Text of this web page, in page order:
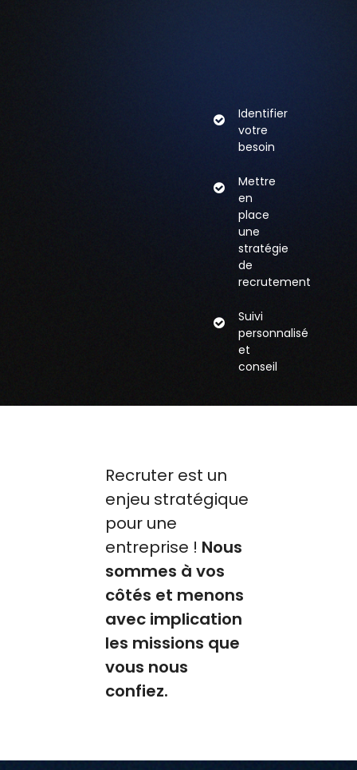
Identifier
votre
besoin
Mettre
en
place
une
stratégie
de
recrutement
Suivi
personnalisé
et
conseil
Recruter est un
enjeu stratégique
pour une
entreprise ! Nous
sommes à vos
côtés et menons
avec implication
les missions que
vous nous
confiez.